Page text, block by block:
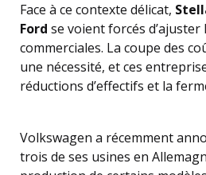
Face à ce contexte délicat,
Ford se voient forcés
commerciales. La coupe des
une nécessité, et ces
réductions d’effectifs et la
Volkswagen a récemment
trois de ses usines en